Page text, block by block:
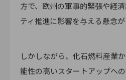
方で、欧州の軍事的緊張や経
ティ推進に影響を与える懸念が
しかしながら、化石燃料産業
能性の高いスタートアップへ